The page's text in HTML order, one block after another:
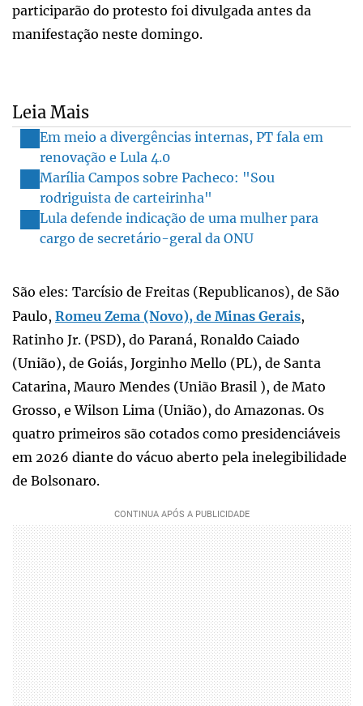
participarão do protesto foi divulgada antes da
manifestação neste domingo.
Leia Mais
Em meio a divergências internas, PT fala em
renovação e Lula 4.0
Marília Campos sobre Pacheco: "Sou
rodriguista de carteirinha"
Lula defende indicação de uma mulher para
cargo de secretário-geral da ONU
São eles: Tarcísio de Freitas (Republicanos), de São
Paulo, Romeu Zema (Novo), de Minas Gerais,
Ratinho Jr. (PSD), do Paraná, Ronaldo Caiado
(União), de Goiás, Jorginho Mello (PL), de Santa
Catarina, Mauro Mendes (União Brasil ), de Mato
Grosso, e Wilson Lima (União), do Amazonas. Os
quatro primeiros são cotados como presidenciáveis
em 2026 diante do vácuo aberto pela inelegibilidade
de Bolsonaro.